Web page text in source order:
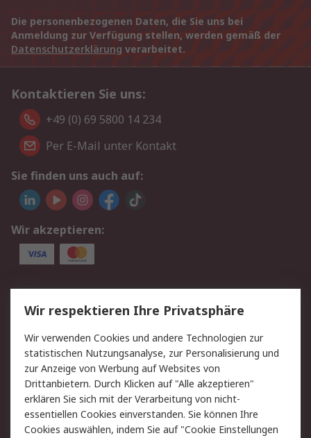
Die personenbezogenen Daten, die Sie uns bei
Anmeldung zur Verfügung stellen, werden gemäß der
Datenschutzerklärung verarbeitet.
Kontaktieren Sie uns:
+49 (0) 69 5800 14 234
Per E-Mail unter Kontakt
Sie finden uns auch auf:
Wir akzeptieren:
Service
Value Added Services
Lieferlösungen
Rücksendungen
Kontakt
Hilfe
Privatkunden
Rechtliches
AGB
Datenschutz
Wir respektieren Ihre Privatsphäre
Wir verwenden Cookies und andere Technologien zur
statistischen Nutzungsanalyse, zur Personalisierung und
zur Anzeige von Werbung auf Websites von
Drittanbietern. Durch Klicken auf "Alle akzeptieren"
erklären Sie sich mit der Verarbeitung von nicht-
essentiellen Cookies einverstanden. Sie können Ihre
Cookies auswählen, indem Sie auf "Cookie Einstellungen